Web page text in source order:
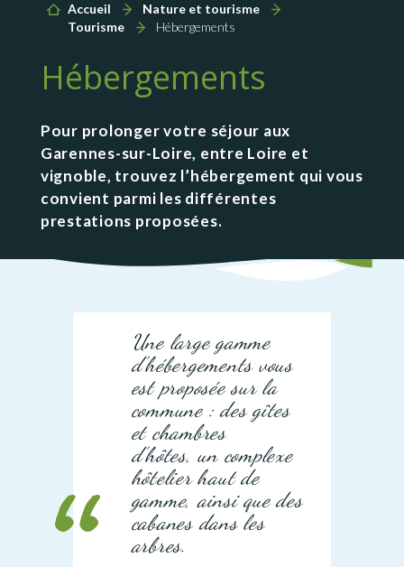
Accueil
Nature et tourisme
Tourisme
Hébergements
Hébergements
Pour prolonger votre séjour aux
Garennes-sur-Loire, entre Loire et
vignoble, trouvez l’hébergement qui vous
convient parmi les différentes
prestations proposées.
Une large gamme
d’hébergements vous
est proposée sur la
commune : des gîtes
et chambres
d’hôtes, un complexe
hôtelier haut de
gamme, ainsi que des
cabanes dans les
arbres.